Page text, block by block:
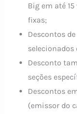
Big em até
fixas;
Descontos
selecionados
Desconto
seções
Descontos
(emissor do